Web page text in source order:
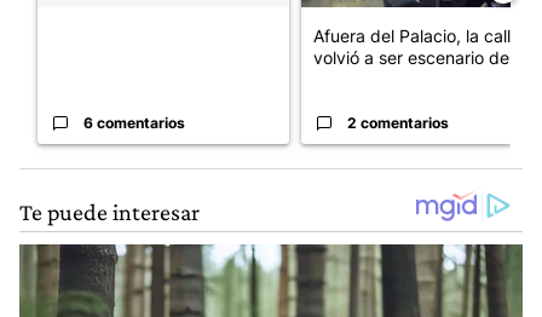
6 comentarios
Afuera del Palacio, la calle
volvió a ser escenario de ...
2 comentarios